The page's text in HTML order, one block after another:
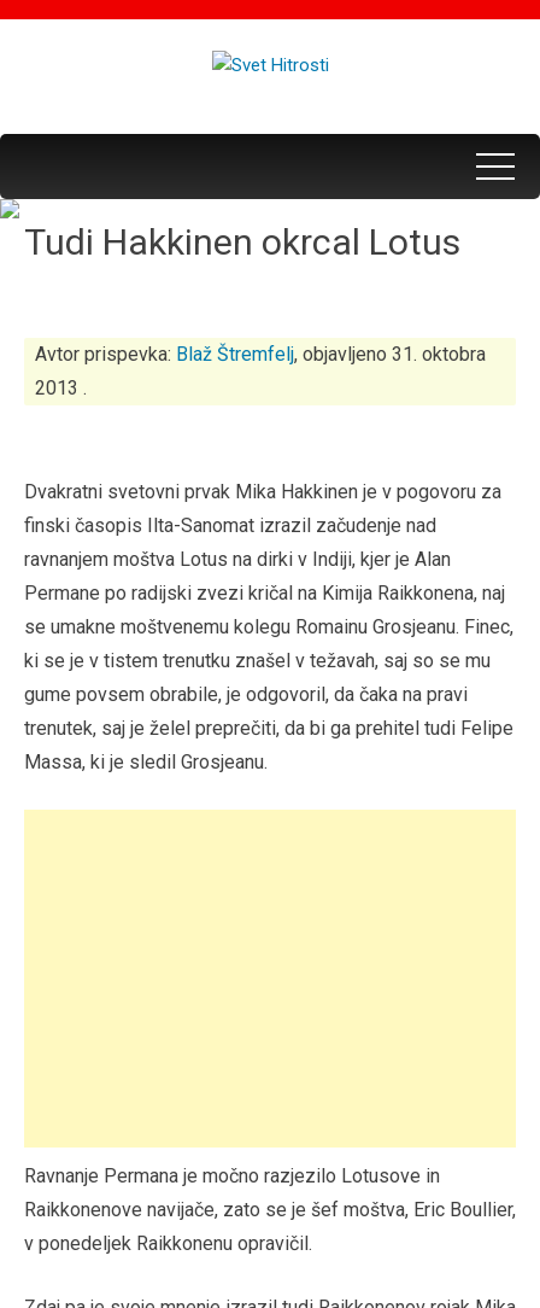
Tudi Hakkinen okrcal Lotus
Avtor prispevka: Blaž Štremfelj, objavljeno 31. oktobra
2013 .
Dvakratni svetovni prvak Mika Hakkinen je v pogovoru za
finski časopis Ilta-Sanomat izrazil začudenje nad
ravnanjem moštva Lotus na dirki v Indiji, kjer je Alan
Permane po radijski zvezi kričal na Kimija Raikkonena, naj
se umakne moštvenemu kolegu Romainu Grosjeanu. Finec,
ki se je v tistem trenutku znašel v težavah, saj so se mu
gume povsem obrabile, je odgovoril, da čaka na pravi
trenutek, saj je želel preprečiti, da bi ga prehitel tudi Felipe
Massa, ki je sledil Grosjeanu.
Ravnanje Permana je močno razjezilo Lotusove in
Raikkonenove navijače, zato se je šef moštva, Eric Boullier,
v ponedeljek Raikkonenu opravičil.